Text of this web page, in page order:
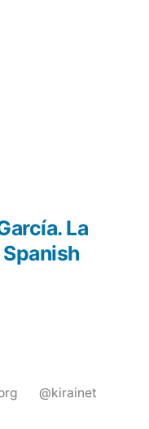
La
@kirainet